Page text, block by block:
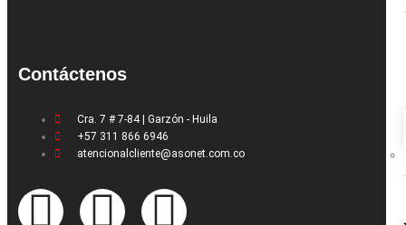
Contáctenos
Cra. 7 # 7-84 | Garzón - Huila
+57 311 866 6946
atencionalcliente@asonet.com.co